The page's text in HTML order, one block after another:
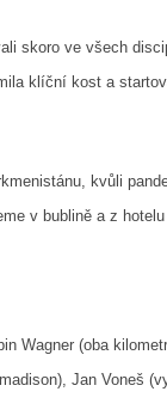
skoro ve všech
klíční kost a
kvůli
v bublině a z
Wagner (oba
Jan Voneš